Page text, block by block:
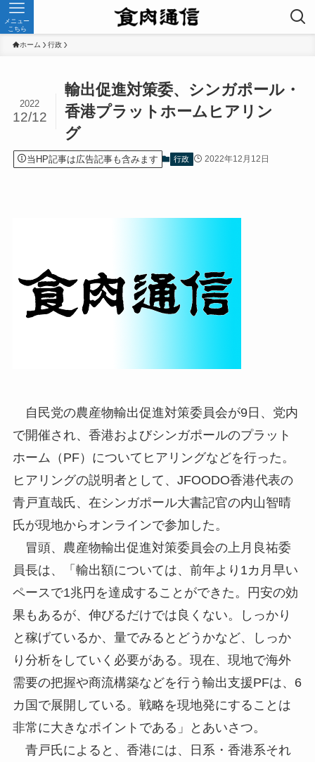
メニュー
こちら
ホーム 行政
輸出促進対策委、シンガポール・
香港プラットホームヒアリン
グ
2022
12/12
当HP記事は広告記事も含みます 行政 2022年12月12日
自民党の農産物輸出促進対策委員会が9日、党内
で開催され、香港およびシンガポールのプラット
ホーム（PF）についてヒアリングなどを行った。
ヒアリングの説明者として、JFOODO香港代表の
青戸直哉氏、在シンガポール大書記官の内山智晴
氏が現地からオンラインで参加した。
冒頭、農産物輸出促進対策委員会の上月良祐委
員長は、「輸出額については、前年より1カ月早い
ペースで1兆円を達成することができた。円安の効
果もあるが、伸びるだけでは良くない。しっかり
と稼げているか、量でみるとどうかなど、しっか
り分析をしていく必要がある。現在、現地で海外
需要の把握や商流構築などを行う輸出支援PFは、6
カ国で展開している。戦略を現地発にすることは
非常に大きなポイントである」とあいさつ。
青戸氏によると、香港には、日系・香港系それ